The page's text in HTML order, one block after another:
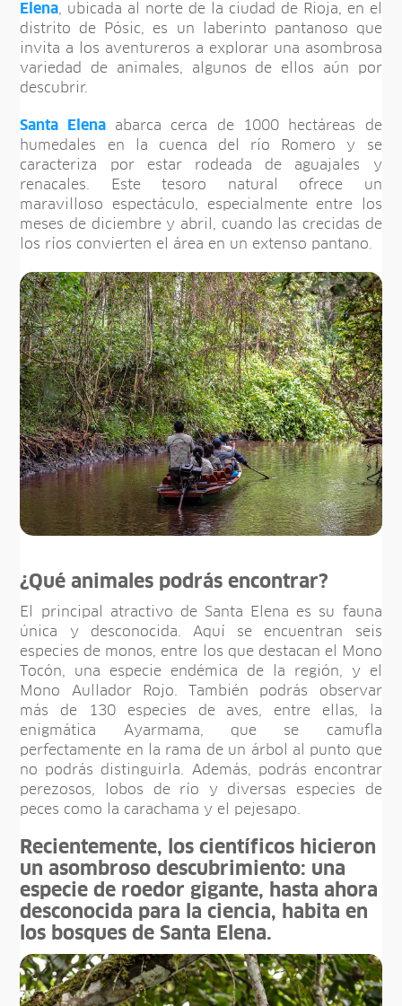
Elena , ubicada al norte de la ciudad de Rioja, en el
distrito de Pósic, es un laberinto pantanoso que
invita a los aventureros a explorar una asombrosa
variedad de animales, algunos de ellos aún por
descubrir.
Santa Elenaabarca cerca de 1000 hectáreas de
humedales en la cuenca del río Romero y se
caracteriza por estar rodeada de aguajales y
renacales. Este tesoro natural ofrece un
maravilloso espectáculo, especialmente entre los
meses de diciembre y abril, cuando las crecidas de
los ríos convierten el área en un extenso pantano.
¿Qué animales podrás encontrar?
El principal atractivo de Santa Elena es su fauna
única y desconocida. Aquí se encuentran seis
especies de monos, entre los que destacan el Mono
Tocón, una especie endémica de la región, y el
Mono Aullador Rojo. También podrás observar
más de 130 especies de aves, entre ellas, la
enigmática Ayarmama, que se camufla
perfectamente en la rama de un árbol al punto que
no podrás distinguirla. Además, podrás encontrar
perezosos, lobos de río y diversas especies de
peces como la carachama y el pejesapo.
Recientemente, los científicos hicieron
un asombroso descubrimiento: una
especie de roedor gigante, hasta ahora
desconocida para la ciencia, habita en
los bosques de Santa Elena.